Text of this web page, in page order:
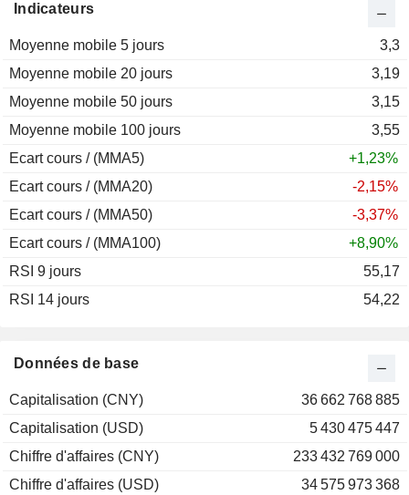
Données de base
Capitalisation (CNY)
36 662 768 885
Capitalisation (USD)
5 430 475 447
Chiffre d'affaires (CNY)
233 432 769 000
Chiffre d'affaires (USD)
34 575 973 368
Indicateurs
Moyenne mobile 5 jours
3,3
Moyenne mobile 20 jours
3,19
Moyenne mobile 50 jours
3,15
Moyenne mobile 100 jours
3,55
Ecart cours / (MMA5)
+1,23%
Ecart cours / (MMA20)
-2,15%
Ecart cours / (MMA50)
-3,37%
Ecart cours / (MMA100)
+8,90%
RSI 9 jours
55,17
RSI 14 jours
54,22
2012
2011
-9,12%
2010
-23,96%
2009
+67,60%
2008
-64,22%
2007
2006
2005
2004
+20,64%
2003
2002
2000
1998
1997
+230,00%